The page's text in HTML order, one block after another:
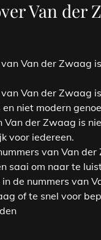
Van der
van Van der Zwaag
Van der Zwaag
niet modern
Van der Zwaag is
voor iedereen.
van Van
saai om naar te
de nummers van
of te snel voor